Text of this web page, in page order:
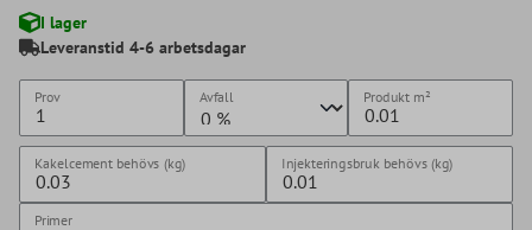
I lager
Leveranstid 4-6 arbetsdagar
Prov Avfall Produkt m²
Kakelcement behövs (kg) Injekteringsbruk behövs (kg)
Primer